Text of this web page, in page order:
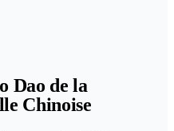
Dao de la
Chinoise